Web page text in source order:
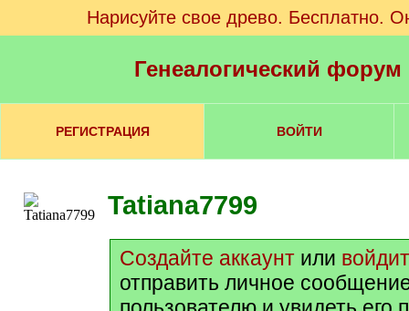
Нарисуйте свое древо. Бесплатно.
Генеалогический
РЕГИСТРАЦИЯ ВОЙТИ
Tatiana7799
Создайте аккаунт или
отправить личное